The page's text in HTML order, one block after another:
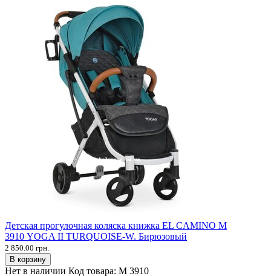
Детская прогулочная коляска книжка EL CAMINO M
3910 YOGA II TURQUOISE-W. Бирюзовый
2 850.00 грн.
В корзину
Нет в наличии Код товара: M 3910